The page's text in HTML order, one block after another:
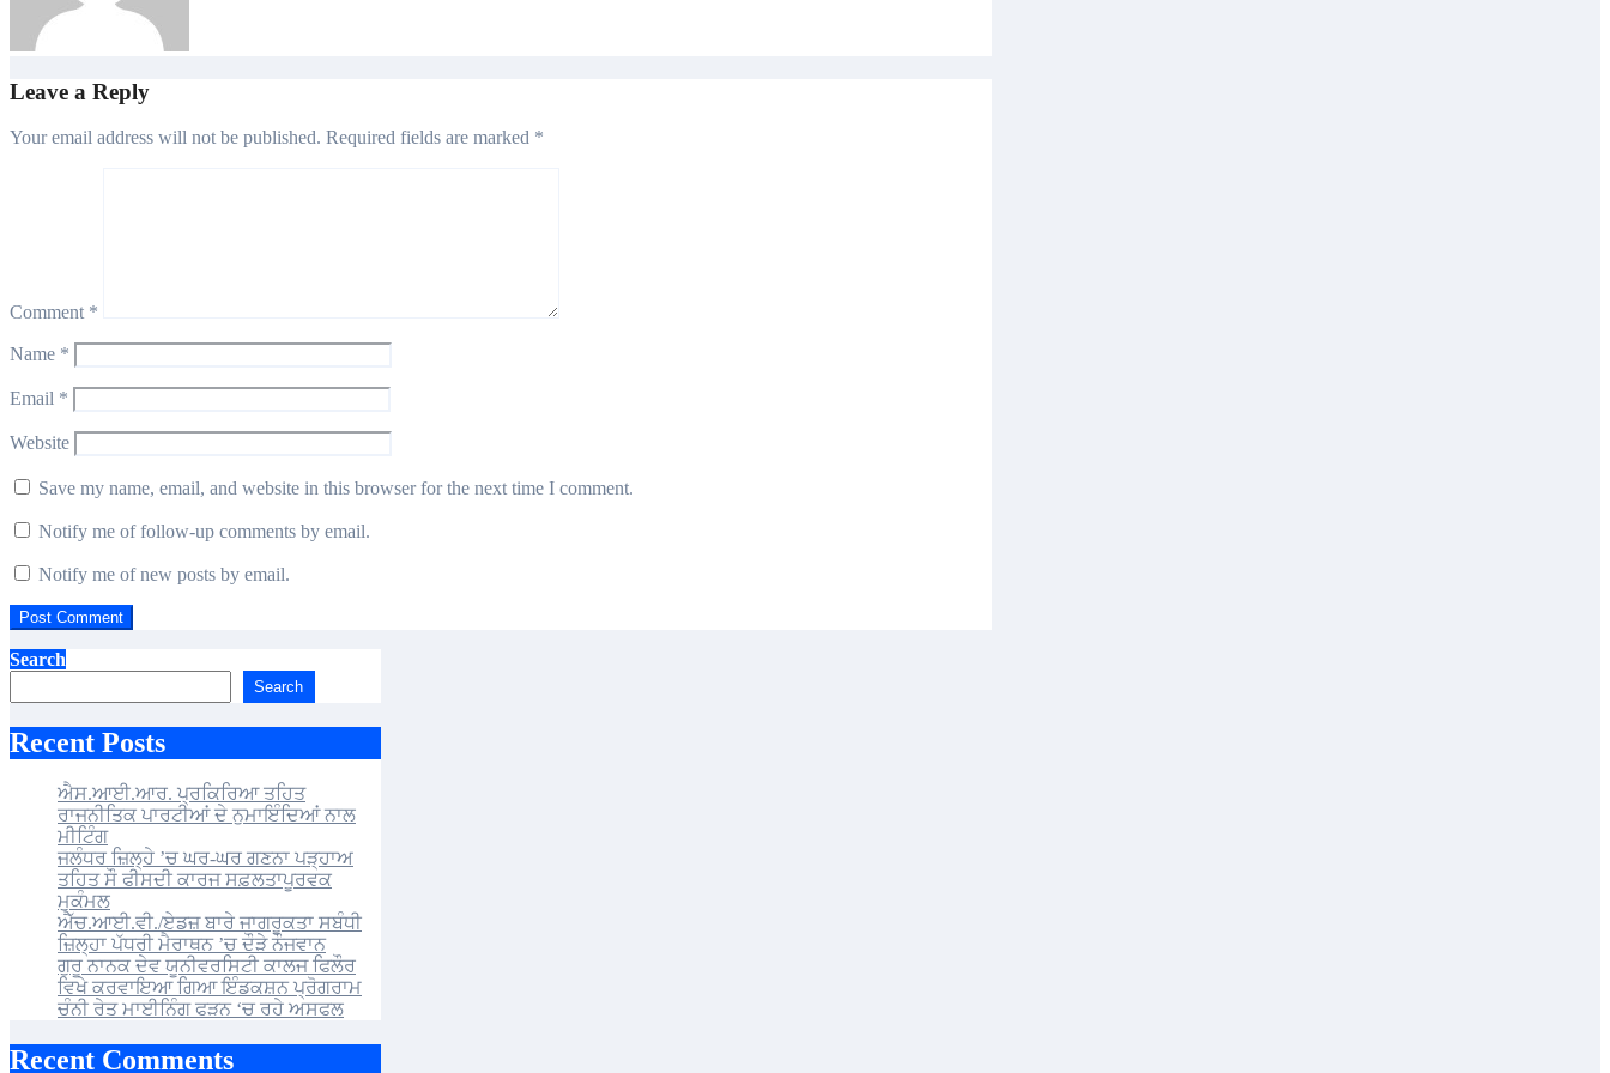
Leave a Reply
Your email address will not be published. Required fields are marked *
Comment *
Name *
Email *
Website
Save my name, email, and website in this browser for the next time I comment.
Notify me of follow-up comments by email.
Notify me of new posts by email.
Search
Search
Recent Posts
ਐਸ.ਆਈ.ਆਰ. ਪ੍ਰਕਿਰਿਆ ਤਹਿਤ
ਰਾਜਨੀਤਿਕ ਪਾਰਟੀਆਂ ਦੇ ਨੁਮਾਇੰਦਿਆਂ ਨਾਲ
ਮੀਟਿੰਗ
ਜਲੰਧਰ ਜ਼ਿਲ੍ਹੇ ’ਚ ਘਰ-ਘਰ ਗਣਨਾ ਪੜ੍ਹਾਅ
ਤਹਿਤ ਸੌ ਫੀਸਦੀ ਕਾਰਜ ਸਫ਼ਲਤਾਪੂਰਵਕ
ਮੁਕੰਮਲ
ਐੱਚ.ਆਈ.ਵੀ./ਏਡਜ਼ ਬਾਰੇ ਜਾਗਰੂਕਤਾ ਸਬੰਧੀ
ਜ਼ਿਲ੍ਹਾ ਪੱਧਰੀ ਮੈਰਾਥਨ ’ਚ ਦੌੜੇ ਨੌਜਵਾਨ
ਗੁਰੂ ਨਾਨਕ ਦੇਵ ਯੂਨੀਵਰਸਿਟੀ ਕਾਲਜ ਫਿਲੌਰ
ਵਿਖੇ ਕਰਵਾਇਆ ਗਿਆ ਇੰਡਕਸ਼ਨ ਪ੍ਰੋਗਰਾਮ
ਚੰਨੀ ਰੇਤ ਮਾਈਨਿੰਗ ਫੜਨ ‘ਚ ਰਹੇ ਅਸਫਲ
Recent Comments